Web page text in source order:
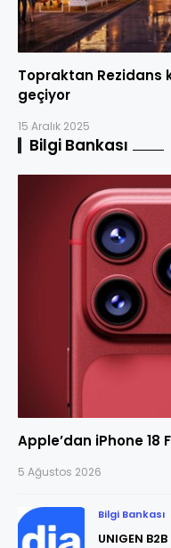
Topraktan Rezidans
geçiyor
15 Aralık 2025
Bilgi Bankası
Apple’dan iPhone 18
5 Ağustos 2026
Bilgi Bankası
UNIGEN